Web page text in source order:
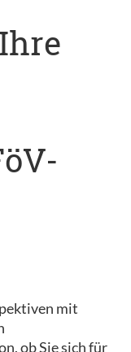
mit
ob Sie sich für